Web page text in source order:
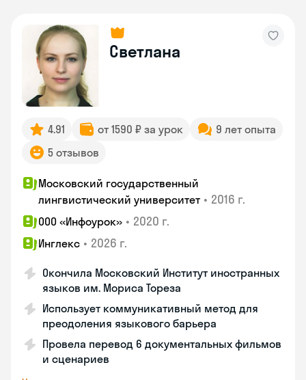
Светлана
4.91 от 1590 ₽ за урок
9 лет опыта
5 отзывов
Московский государственный
лингвистический университет • 2016 г.
ООО «Инфоурок» • 2020 г.
Инглекс • 2026 г.
Окончила Московский Институт иностранных
языков им. Мориса Тореза
Использует коммуникативный метод для
преодоления языкового барьера
Провела перевод 6 документальных фильмов
и сценариев